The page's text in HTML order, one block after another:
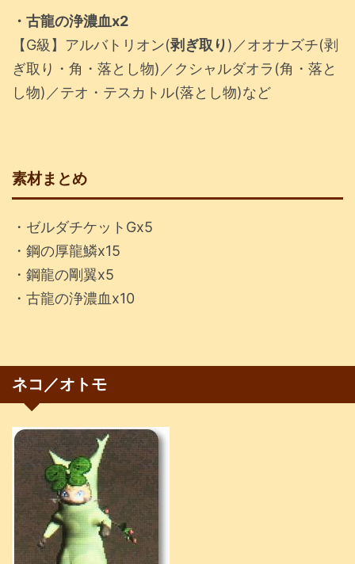
・古龍の浄濃血x2
【G級】アルバトリオン(剥ぎ取り)／オオナズチ(剥
ぎ取り・角・落とし物)／クシャルダオラ(角・落と
し物)／テオ・テスカトル(落とし物)など
素材まとめ
・ゼルダチケットGx5
・鋼の厚龍鱗x15
・鋼龍の剛翼x5
・古龍の浄濃血x10
ネコ／オトモ